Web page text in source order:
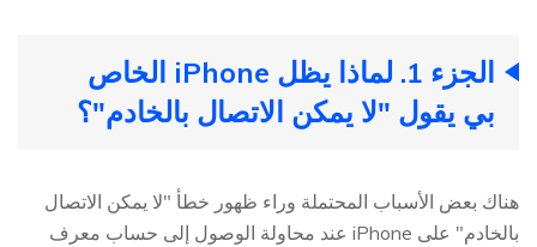
الجزء 1. لماذا يظل iPhone الخاص
بي يقول "لا يمكن الاتصال بالخادم"؟
هناك بعض الأسباب المحتملة وراء ظهور خطأ "لا يمكن الاتصال
بالخادم" على iPhone عند محاولة الوصول إلى حساب معرف